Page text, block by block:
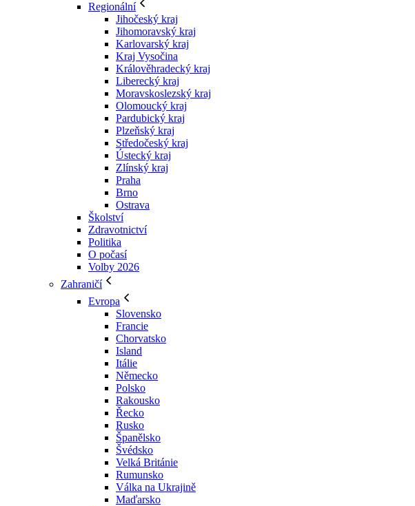
Regionální
Jihočeský kraj
Jihomoravský kraj
Karlovarský kraj
Kraj Vysočina
Králověhradecký kraj
Liberecký kraj
Moravskoslezský kraj
Olomoucký kraj
Pardubický kraj
Plzeňský kraj
Středočeský kraj
Ústecký kraj
Zlínský kraj
Praha
Brno
Ostrava
Školství
Zdravotnictví
Politika
O počasí
Volby 2026
Zahraničí
Evropa
Slovensko
Francie
Chorvatsko
Island
Itálie
Německo
Polsko
Rakousko
Řecko
Rusko
Španělsko
Švédsko
Velká Británie
Rumunsko
Válka na Ukrajině
Maďarsko